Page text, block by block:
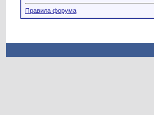
Правила форума